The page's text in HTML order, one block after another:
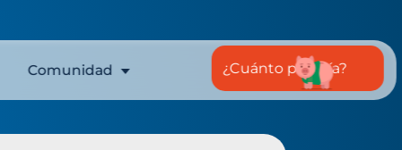
Comunidad
¿Cuánto pagaría?